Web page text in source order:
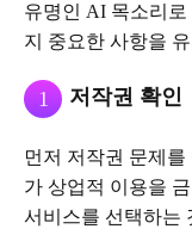
유명인 AI 목소리
지 중요한 사항을
1 저작권 확인
먼저 저작권 문제
가 상업적 이용을
서비스를 선택하는